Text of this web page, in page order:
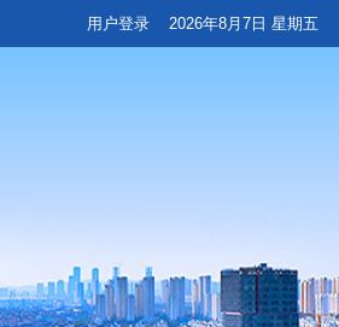
用户登录 2026年8月7日 星期五